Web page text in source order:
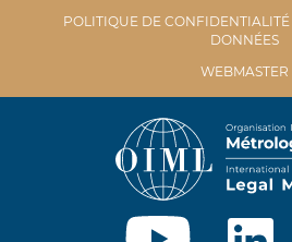
POLITIQUE DE
DONNÉES
WEBMASTER